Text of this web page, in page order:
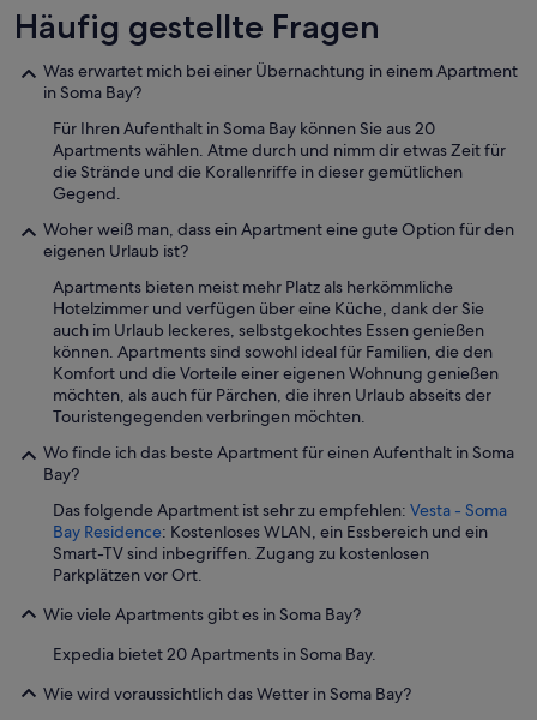
Häufig gestellte Fragen
Was erwartet mich bei einer Übernachtung in einem Apartment
in Soma Bay?
Für Ihren Aufenthalt in Soma Bay können Sie aus 20
Apartments wählen. Atme durch und nimm dir etwas Zeit für
die Strände und die Korallenriffe in dieser gemütlichen
Gegend.
Woher weiß man, dass ein Apartment eine gute Option für den
eigenen Urlaub ist?
Apartments bieten meist mehr Platz als herkömmliche
Hotelzimmer und verfügen über eine Küche, dank der Sie
auch im Urlaub leckeres, selbstgekochtes Essen genießen
können. Apartments sind sowohl ideal für Familien, die den
Komfort und die Vorteile einer eigenen Wohnung genießen
möchten, als auch für Pärchen, die ihren Urlaub abseits der
Touristengegenden verbringen möchten.
Wo finde ich das beste Apartment für einen Aufenthalt in Soma
Bay?
Das folgende Apartment ist sehr zu empfehlen: Vesta - Soma
Bay Residence: Kostenloses WLAN, ein Essbereich und ein
Smart-TV sind inbegriffen. Zugang zu kostenlosen
Parkplätzen vor Ort.
Wie viele Apartments gibt es in Soma Bay?
Expedia bietet 20 Apartments in Soma Bay.
Wie wird voraussichtlich das Wetter in Soma Bay?